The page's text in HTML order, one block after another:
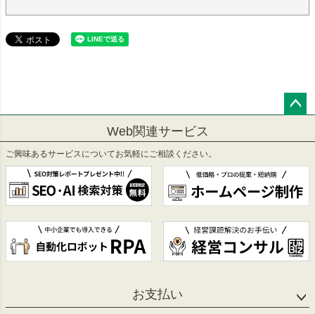
へ
Web関連サービス
ご興味あるサービスについてお気軽にご相談ください。
お支払い